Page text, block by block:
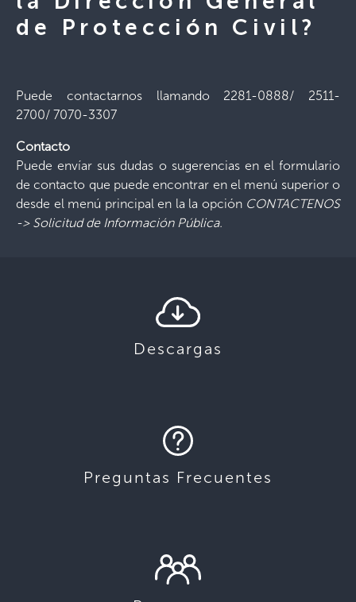
de Protección Civil?
Puede contactarnos llamando 2281-0888/ 2511-
2700/ 7070-3307
Contacto
Puede envíar sus dudas o sugerencias en el formulario
de contacto que puede encontrar en el menú superior o
desde el menú principal en la la opción CONTACTENOS
-> Solicitud de Información Pública.
Descargas
Preguntas Frecuentes